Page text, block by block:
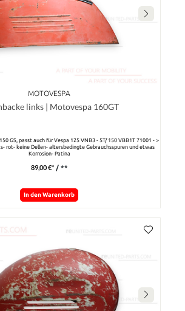
MOTOVESPA
links | Motovespa 160GT
GS, passt auch für Vespa 125 VNB3 - 5T/ 150 VBB1T 71001 - >
rot- keine Dellen- altersbedingte Gebrauchsspuren und etwas
Korrosion- Patina
89,00 €* / **
In den Warenkorb